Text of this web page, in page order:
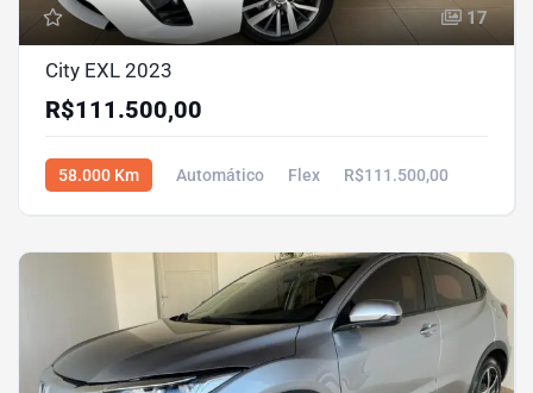
17
City EXL 2023
R$111.500,00
58.000 Km Automático Flex R$111.500,00